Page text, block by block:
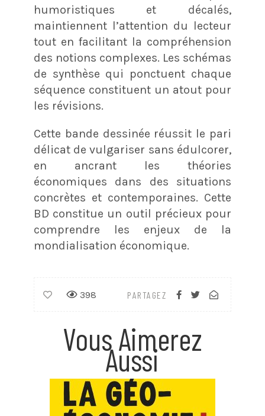
humoristiques et décalés,
maintiennent l’attention du lecteur
tout en facilitant la compréhension
des notions complexes. Les schémas
de synthèse qui ponctuent chaque
séquence constituent un atout pour
les révisions.
Cette bande dessinée réussit le pari
délicat de vulgariser sans édulcorer,
en ancrant les théories
économiques dans des situations
concrètes et contemporaines. Cette
BD constitue un outil précieux pour
comprendre les enjeux de la
mondialisation économique.
PARTAGEZ
398
Vous Aimerez
Aussi